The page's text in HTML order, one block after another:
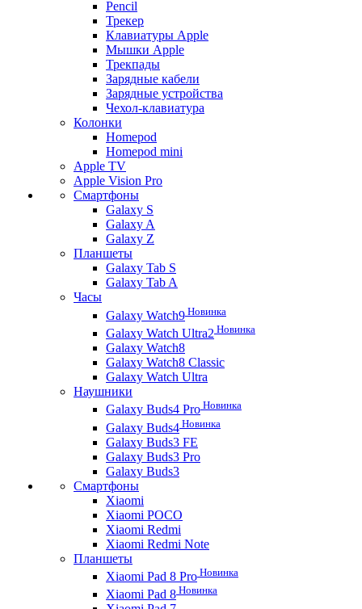
Pencil
Трекер
Клавиатуры Apple
Мышки Apple
Трекпады
Зарядные кабели
Зарядные устройства
Чехол-клавиатура
Колонки
Homepod
Homepod mini
Apple TV
Apple Vision Pro
Смартфоны
Galaxy S
Galaxy A
Galaxy Z
Планшеты
Galaxy Tab S
Galaxy Tab A
Часы
Galaxy Watch9 Новинка
Galaxy Watch Ultra2 Новинка
Galaxy Watch8
Galaxy Watch8 Classic
Galaxy Watch Ultra
Наушники
Galaxy Buds4 Pro Новинка
Galaxy Buds4 Новинка
Galaxy Buds3 FE
Galaxy Buds3 Pro
Galaxy Buds3
Смартфоны
Xiaomi
Xiaomi POCO
Xiaomi Redmi
Xiaomi Redmi Note
Планшеты
Xiaomi Pad 8 Pro Новинка
Xiaomi Pad 8 Новинка